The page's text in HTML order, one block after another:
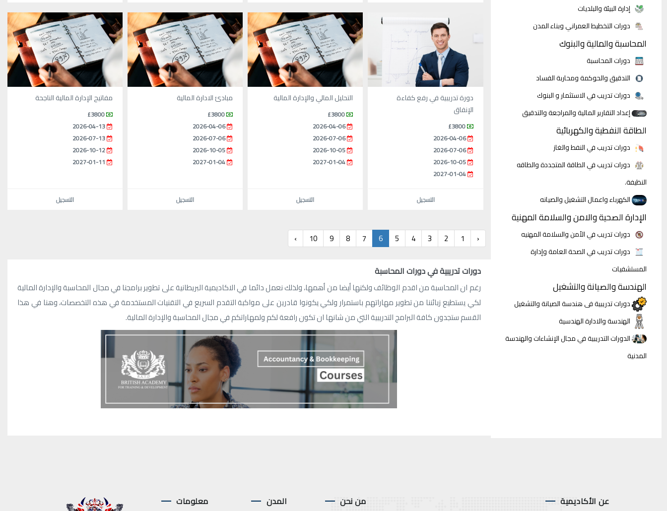
إدارة البيئة والبلديات
دورات التخطيط العمراني وبناء المدن
المحاسبة والمالية والبنوك
دورات المحاسبة
التدقيق والحوكمة ومحاربة الفساد
دورات تدريب في الاستثمار و البنوك
إعداد التقارير المالية والمراجعة والتدقيق
الطاقة النفطية والكهربائية
دورات تدريب في النفط والغاز
دورات تدريب في الطاقة المتجددة والطاقه
النظيفة.
الكهرباء واعمال التشغيل والصيانه
الإدارة الصحية والامن والسلامة المهنية
دورات تدريب في الأمن والسلامة المهنيه
دورات تدريب في الصحة العامة وإدارة
المستشفيات
الهندسة والصيانة والتشغيل
دورات تدريبية فى هندسة الصيانة والتشغيل
الهندسة والادارة الهندسية
الدورات التدريبية في مجال الإنشاءات والهندسة
المدنية
دورة تدريبية في رفع كفاءة
الإنفاق
£3800
2026-04-06
2026-07-06
2026-10-05
2027-01-04
التسجيل
التحليل المالي والإدارة المالية
£3800
2026-04-06
2026-07-06
2026-10-05
2027-01-04
التسجيل
مبادئ الادارة المالية
£3800
2026-04-06
2026-07-06
2026-10-05
2027-01-04
التسجيل
مفاتيح الإدارة المالية الناجحة
£3800
2026-04-13
2026-07-13
2026-10-12
2027-01-11
التسجيل
‹
1
2
3
4
5
6
7
8
9
10
›
دورات تدريبية في دورات المحاسبة
رغم ان المحاسبة من اقدم الوظائف ولكنها أيضا من أهمها، ولذلك نعمل دائما في الاكاديمية البريطانية على تطوير برامجنا في مجال المحاسبة والإدارة المالية
لكي يستطيع زبائننا من تطوير مهاراتهم باستمرار ولكي يكونوا قادرين على مواكبة التقدم السريع في التقنيات المستخدمة في هذه التخصصات، وهنا في هذا
القسم ستجدون كافة البرامج التدريبية التي من شانها ان تكون رافعة لكم ولمهاراتكم في مجال المحاسبة والإدارة المالية.
عن الأكاديمية من نحن المدن معلومات